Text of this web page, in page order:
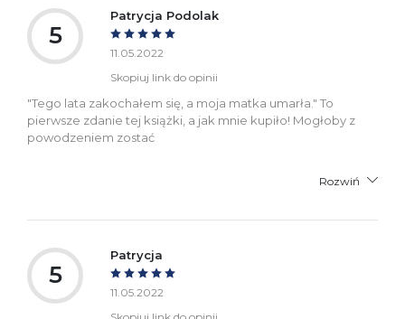
5
Patrycja Podolak
11.05.2022
Skopiuj link do opinii
"Tego lata zakochałem się, a moja matka umarła." To
pierwsze zdanie tej książki, a jak mnie kupiło! Mogłoby z
powodzeniem zostać
Rozwiń
5
Patrycja
11.05.2022